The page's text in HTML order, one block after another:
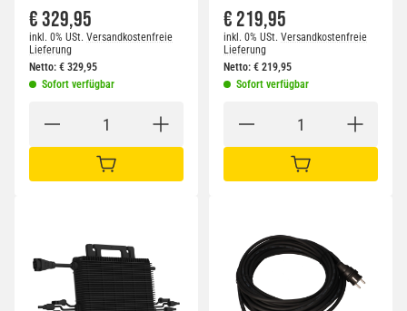
€ 329,95
inkl. 0% USt. Versandkostenfreie
Lieferung
Netto: € 329,95
Sofort verfügbar
IN DEN WARENKORB
€ 219,95
inkl. 0% USt. Versandkostenfreie
Lieferung
Netto: € 219,95
Sofort verfügbar
IN DEN WARENKORB